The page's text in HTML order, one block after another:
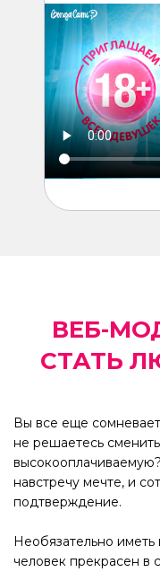
ВЕБ-
СТАТЬ
Вы все еще
не решаетесь
навстречу мечте, и
подтверждение.
Необязательно
человек прекрасен в